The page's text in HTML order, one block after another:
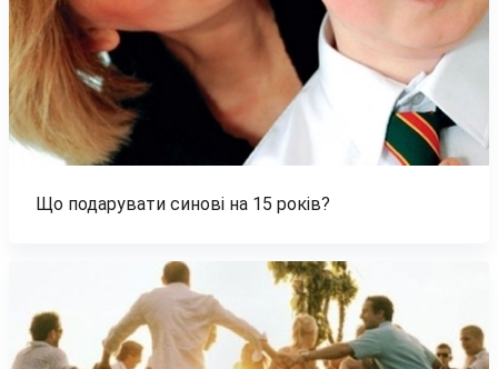
Що подарувати синові на 15 років?